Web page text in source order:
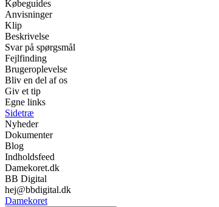
Købeguides
Anvisninger
Klip
Beskrivelse
Svar på spørgsmål
Fejlfinding
Brugeroplevelse
Bliv en del af os
Giv et tip
Egne links
Sidetræ
Nyheder
Dokumenter
Blog
Indholdsfeed
Damekoret.dk
BB Digital
hej@bbdigital.dk
Damekoret